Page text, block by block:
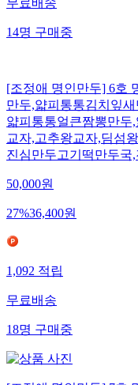
무료배송
14명구매중
[조정애 명인만두] 6호
만두,얇피통통김치잎
얇피통통얼큰짬뽕만두
교자,고추왕교자,딤섬
진심만두고기떡만두국
50,000원
27%36,400원
1,092적립
무료배송
18명구매중